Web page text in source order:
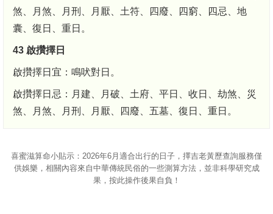
煞、月煞、月刑、月厭、土符、四廢、四窮、四忌、地
囊、復日、重日。
43 啟攢擇日
啟攢擇日宜：鳴吠對日。
啟攢擇日忌：月建、月破、土府、平日、收日、劫煞、災
煞、月煞、月刑、月厭、四廢、五墓、復日、重日。
喜蜜滋算命小貼示：2026年6月適合出行的日子，擇吉老黃歷查詢服務僅
供娛樂，相關內容來自中華傳統民俗的一些測算方法，並非科學研究成
果，按此操作後果自負！